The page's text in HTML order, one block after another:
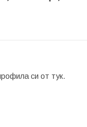
си от тук.